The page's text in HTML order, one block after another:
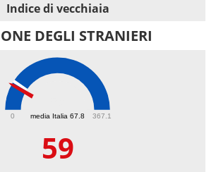
Indice di vecchiaia
DEGLI STRANIERI
media Italia 67.8
0 367.1
59